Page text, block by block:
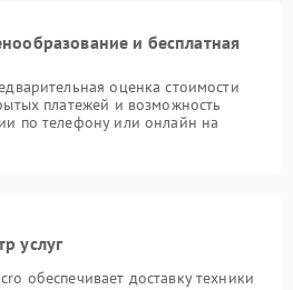
и бесплатная
оценка стоимости
платежей и возможность
по телефону или онлайн на
услуг
обеспечивает доставку техники